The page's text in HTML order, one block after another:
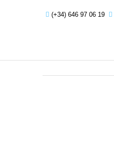
(+34) 646 97 06 19